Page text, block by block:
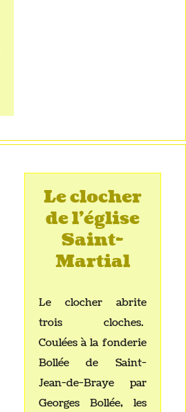
Le clocher
de l'église
Saint-
Martial
Le clocher abrite
trois cloches.
Coulées à la fonderie
Bollée de Saint-
Jean-de-Braye par
Georges Bollée, les